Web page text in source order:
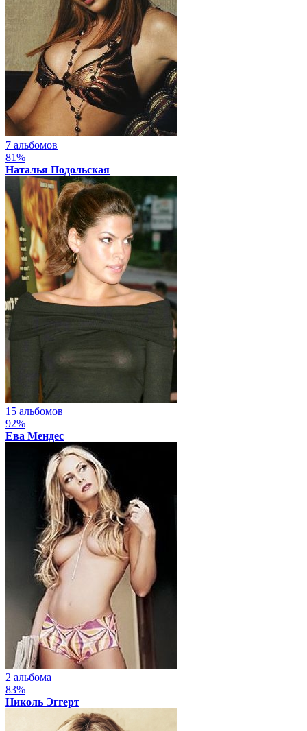
7 альбомов
81%
Наталья Подольская
15 альбомов
92%
Ева Мендес
2 альбома
83%
Николь Эггерт